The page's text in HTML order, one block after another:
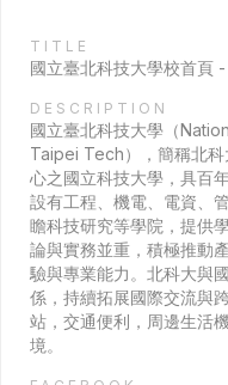
TITLE
國立臺北科技大學校首頁
DESCRIPTION
國立臺北科技大學（
Taipei Tech），簡稱北科
心之國立科技大學，具百
設有工程、機電、電資、
瞻科技研究等學院，提供
論與實務並重，積極推動
驗與專業能力。北科大與
係，持續拓展國際交流與
站，交通便利，周邊生活
境。